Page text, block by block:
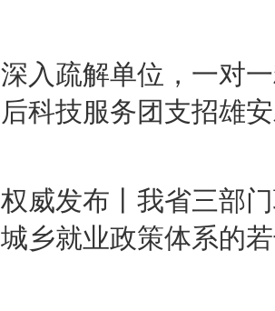
深入疏解单位，一对
后科技服务团支招雄
权威发布丨我省三部
城乡就业政策体系的